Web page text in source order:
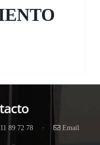
89 72 78 · Email